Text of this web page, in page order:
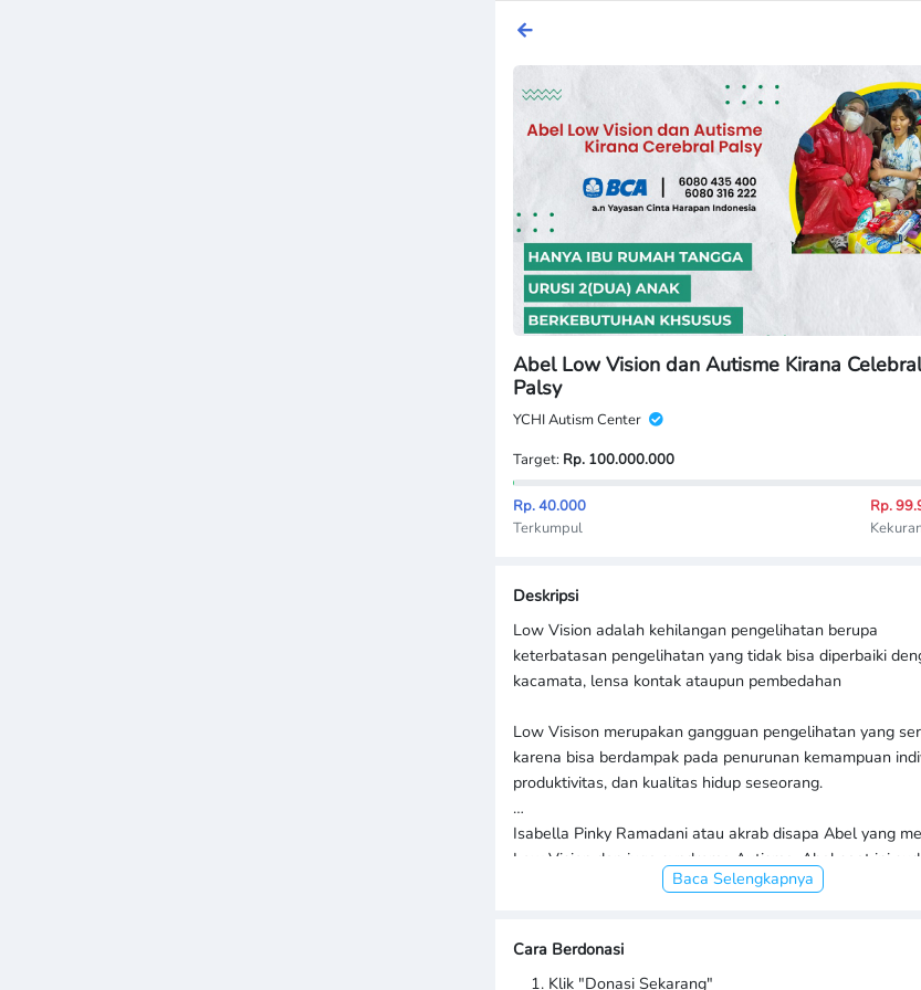
Abel Low Vision dan Autisme Kirana Celebral
Palsy
YCHI Autism Center
Target: Rp. 100.000.000
Rp. 40.000
Terkumpul
Rp.
Deskripsi
Low Vision adalah kehilangan pengelihatan berupa
keterbatasan pengelihatan yang tidak bisa diperbaiki
kacamata, lensa kontak ataupun pembedahan
Low Visison merupakan gangguan pengelihatan yang
karena bisa berdampak pada penurunan kemampuan
produktivitas, dan kualitas hidup seseorang.
Isabella Pinky Ramadani atau akrab disapa Abel yang
Low Vision dan juga syndrome Autisme. Abel saat ini
berumur 19 tahun, Low Vision membuat ruang Abel untuk
untuk melakukan aktivitas baik belajar, berjalan, makan
Baca Selengkapnya
Cara Berdonasi
Klik "Donasi Sekarang"